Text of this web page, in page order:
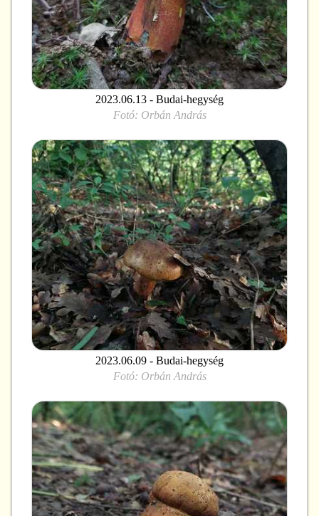
2023.06.13 - Budai-hegység
Fotó: Orbán András
2023.06.09 - Budai-hegység
Fotó: Orbán András